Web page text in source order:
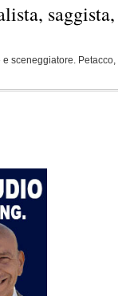
saggista,
sceneggiatore. Petacco,